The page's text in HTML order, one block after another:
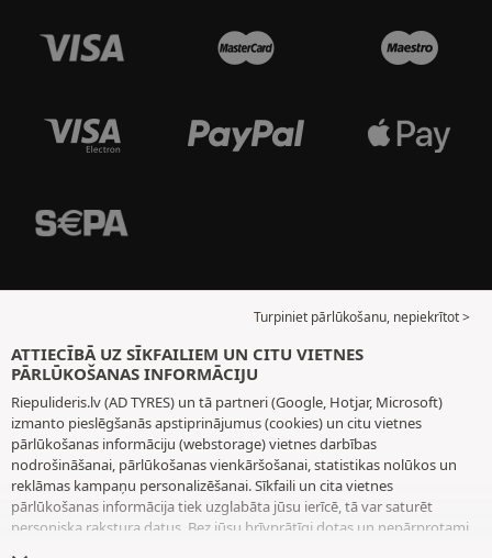
Turpiniet pārlūkošanu, nepiekrītot >
ATTIECĪBĀ UZ SĪKFAILIEM UN CITU VIETNES
PĀRLŪKOŠANAS INFORMĀCIJU
Riepulideris.lv (AD TYRES) un tā partneri (Google, Hotjar, Microsoft)
izmanto pieslēgšanās apstiprinājumus (cookies) un citu vietnes
pārlūkošanas informāciju (webstorage) vietnes darbības
nodrošināšanai, pārlūkošanas vienkāršošanai, statistikas nolūkos un
reklāmas kampaņu personalizēšanai. Sīkfaili un cita vietnes
pārlūkošanas informācija tiek uzglabāta jūsu ierīcē, tā var saturēt
personiska rakstura datus. Bez jūsu brīvprātīgi dotas un nepārprotami